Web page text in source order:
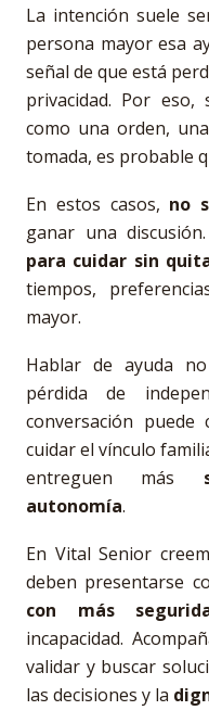
La intención suele
persona mayor esa
señal de que está
privacidad. Por eso,
como una orden,
tomada, es probable
En estos casos, no
ganar una
para cuidar sin
tiempos,
mayor.
Hablar de ayuda
pérdida de
conversación
cuidar el vínculo
entreguen más
autonomía.
En Vital Senior
deben presentarse
con más
incapacidad.
validar y buscar
las decisiones y la